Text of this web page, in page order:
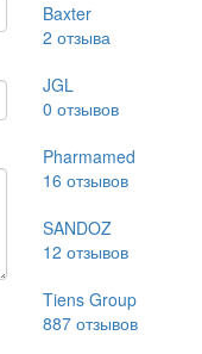
Baxter
2 отзыва
JGL
0 отзывов
Pharmamed
16 отзывов
SANDOZ
12 отзывов
Tiens Group
887отзывов